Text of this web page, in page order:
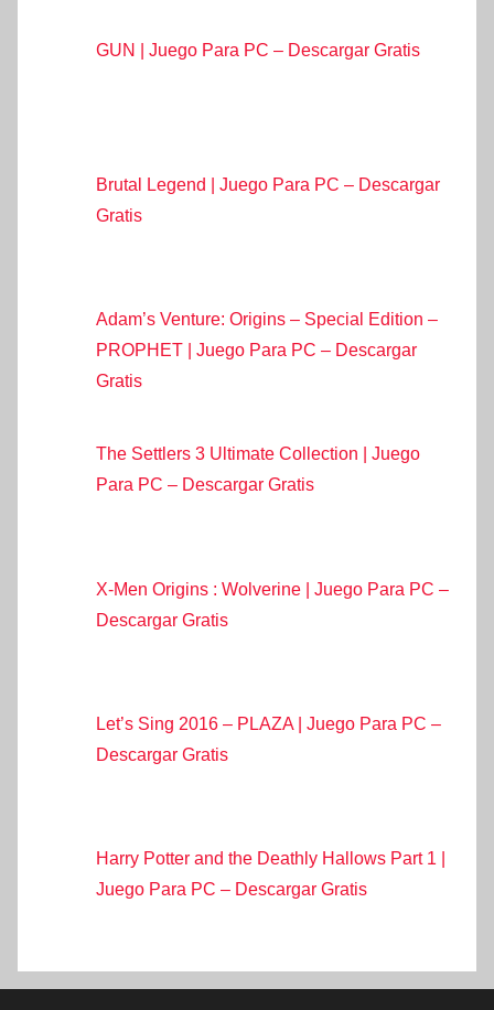
GUN | Juego Para PC – Descargar Gratis
Brutal Legend | Juego Para PC – Descargar
Gratis
Adam’s Venture: Origins – Special Edition –
PROPHET | Juego Para PC – Descargar
Gratis
The Settlers 3 Ultimate Collection | Juego
Para PC – Descargar Gratis
X-Men Origins : Wolverine | Juego Para PC –
Descargar Gratis
Let’s Sing 2016 – PLAZA | Juego Para PC –
Descargar Gratis
Harry Potter and the Deathly Hallows Part 1 |
Juego Para PC – Descargar Gratis